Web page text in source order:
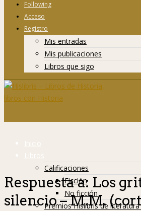
Following
Acceso
Registro
Mis entradas
Mis publicaciones
Libros que sigo
Inicio
Libros
Calificaciones
Ficción
No ficción
Premios Hislibris de
Respuesta a: Los
silencio – M.M.